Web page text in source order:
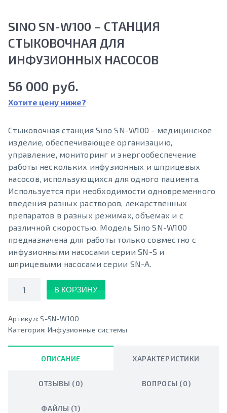
SINO SN-W100 – СТАНЦИЯ
СТЫКОВОЧНАЯ ДЛЯ
ИНФУЗИОННЫХ НАСОСОВ
56 000 руб.
Хотите цену ниже?
Стыковочная станция Sino SN-W100 - медицинское
изделие, обеспечивающее организацию,
управление, мониторинг и энергообеспечение
работы нескольких инфузионных и шприцевых
насосов, использующихся для одного пациента.
Используется при необходимости одновременного
введения разных растворов, лекарственных
препаратов в разных режимах, объемах и с
различной скоростью. Модель Sino SN-W100
предназначена для работы только совместно с
инфузионными насосами серии SN-S и
шприцевыми насосами серии SN-A.
Количество
В КОРЗИНУ
Артикул:S-SN-W100
Категория: Инфузионные системы
ОПИСАНИЕ ХАРАКТЕРИСТИКИ
ОТЗЫВЫ (0) ВОПРОСЫ (0)
ФАЙЛЫ (1)